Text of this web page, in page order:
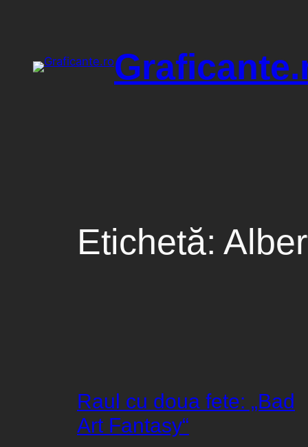
Etichetă:
Raul cu doua fete: „Bad
Art Fantasy“